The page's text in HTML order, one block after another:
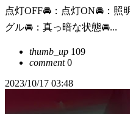
点灯OFF🚘：点灯ON🚘：照
グル🚘：真っ暗な状態🚘...
thumb_up 109
comment0
2023/10/17 03:48